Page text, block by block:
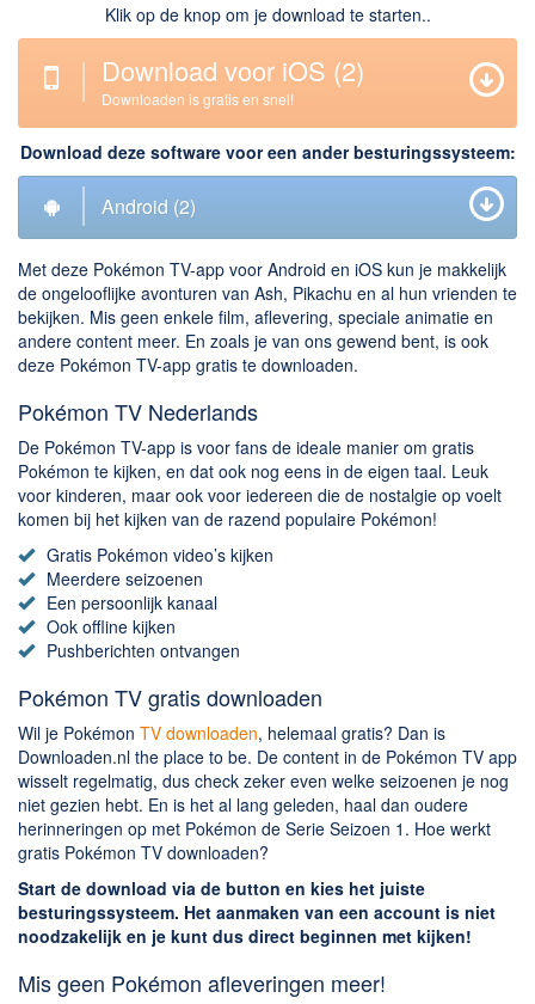
Downloaden
BitTorrent Clients
Onderhoud & Veiligheid
Computer opschonen
Veilig online
Productiviteit
Adresboek en contacten
Planning en organisatie
Tekst en Administratie
Overige
Algemeen
Chatten en bellen
Dating apps
Parkeer apps
Rar en Zip (Compressie - Unzip)
Spelletjes en Games
Webbrowsers
Klik op de knop om je download te starten..
Download voor iOS (2)
Downloaden is gratis en snel!
Download deze software voor een ander besturingssysteem:
Android (2)
Met deze Pokémon TV-app voor Android en iOS kun je makkelijk
de ongelooflijke avonturen van Ash, Pikachu en al hun vrienden te
bekijken. Mis geen enkele film, aflevering, speciale animatie en
andere content meer. En zoals je van ons gewend bent, is ook
deze Pokémon TV-app gratis te downloaden.
Pokémon TV Nederlands
De Pokémon TV-app is voor fans de ideale manier om gratis
Pokémon te kijken, en dat ook nog eens in de eigen taal. Leuk
voor kinderen, maar ook voor iedereen die de nostalgie op voelt
komen bij het kijken van de razend populaire Pokémon!
Gratis Pokémon video’s kijken
Meerdere seizoenen
Een persoonlijk kanaal
Ook offline kijken
Pushberichten ontvangen
Pokémon TV gratis downloaden
Wil je Pokémon TV downloaden, helemaal gratis? Dan is
Downloaden.nl the place to be. De content in de Pokémon TV app
wisselt regelmatig, dus check zeker even welke seizoenen je nog
niet gezien hebt. En is het al lang geleden, haal dan oudere
herinneringen op met Pokémon de Serie Seizoen 1. Hoe werkt
gratis Pokémon TV downloaden?
Start de download via de button en kies het juiste
besturingssysteem. Het aanmaken van een account is niet
noodzakelijk en je kunt dus direct beginnen met kijken!
Mis geen Pokémon afleveringen meer!